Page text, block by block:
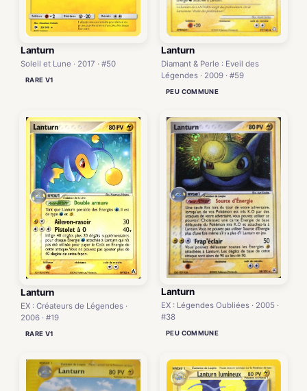
Lanturn
Soleil et Lune · 2017 · #50
RARE V1
Lanturn
Diamant & Perle : Eveil des
Légendes · 2009 · #59
PEU COMMUNE
Lanturn
EX : Créateurs de Légendes ·
2006 · #19
RARE V1
Lanturn
EX : Légendes Oubliées · 2005 ·
#38
PEU COMMUNE